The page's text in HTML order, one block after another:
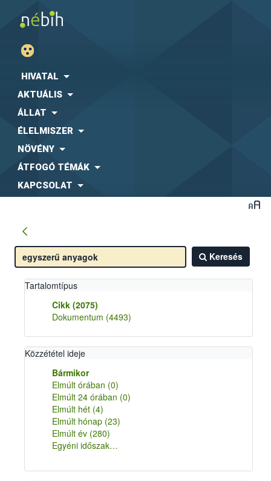
HIVATAL
AKTUÁLIS
ÁLLAT
ÉLELMISZER
NÖVÉNY
ÁTFOGÓ TÉMÁK
KAPCSOLAT
Keresés
Tartalomtípus
Cikk (2075)
Dokumentum (4493)
Közzététel ideje
Bármikor
Elmúlt órában (0)
Elmúlt 24 órában (0)
Elmúlt hét (4)
Elmúlt hónap (23)
Elmúlt év (280)
Egyéni időszak…